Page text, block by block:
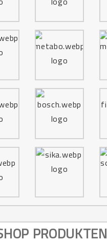
PRODUKTEN